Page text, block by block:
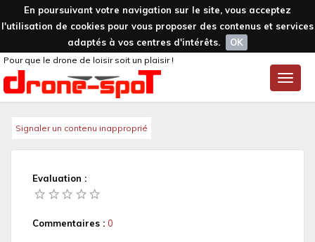
En poursuivant votre navigation sur le site, vous acceptez
l'utilisation de cookies pour vous proposer des contenus et services
adaptés à vos centres d'intérêts.
OK
Toggle
Pour que le drone de loisir soit un plaisir !
Signaler un contenu inapproprié
Evaluation :
Commentaires : 0